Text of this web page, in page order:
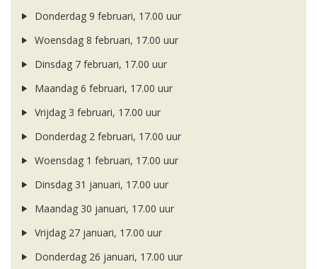
Donderdag 9 februari, 17.00 uur
Woensdag 8 februari, 17.00 uur
Dinsdag 7 februari, 17.00 uur
Maandag 6 februari, 17.00 uur
Vrijdag 3 februari, 17.00 uur
Donderdag 2 februari, 17.00 uur
Woensdag 1 februari, 17.00 uur
Dinsdag 31 januari, 17.00 uur
Maandag 30 januari, 17.00 uur
Vrijdag 27 januari, 17.00 uur
Donderdag 26 januari, 17.00 uur